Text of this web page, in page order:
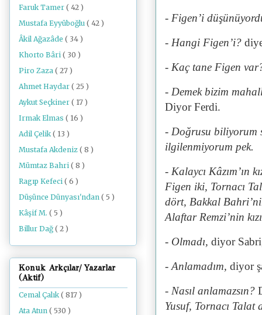
- Figen’i
- Hangi Figen’i?
- Kaç tane Figen
- Demek bizim
Diyor Ferdi.
- Doğrusu biliyorum
ilgilenmiyorum pek.
- Kalaycı Kâzım’ın
Figen iki, Tornacı
dört, Bakkal
Alaftar Remzi’nin
- Olmadı, diyor
- Anlamadım, diyor
- Nasıl anlamazsın?
Yusuf, Tornacı
Faruk Tamer ( 42 )
Mustafa Eyyüboğlu ( 42 )
Âkil Ağazâde ( 34 )
Khorto Bâri ( 30 )
Piro Zaza ( 27 )
Ahmet Haydar ( 25 )
Aykut Seçkiner ( 17 )
Irmak Elmas ( 16 )
Adil Çelik ( 13 )
Mustafa Akdeniz ( 8 )
Mümtaz Bahri ( 8 )
Ragıp Kefeci ( 6 )
Düşünce Dünyası'ndan ( 5 )
Kâşif M. ( 5 )
Billur Dağ ( 2 )
Konuk Arkçılar/ Yazarlar
(Aktif)
Cemal Çalık( 817 )
Ata Atun ( 530 )